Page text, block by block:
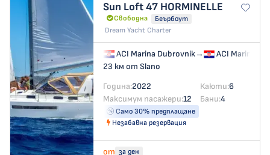
Sun Loft 47 HORMINELLE
Свободна
Беърбоут
Dream Yacht Charter
ACI Marina Dubrovnik→
ACI Marina
23 км от Slano
Година:2022 Каюти:6
Максимум пасажери:12 Бани:4
Само 30% предплащане
Незабавна резервация
от за ден